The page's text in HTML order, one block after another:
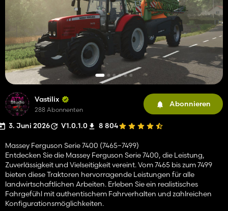
Vastilix
288 Abonnenten
Abonnieren
3. Juni 2026 V1.0.1.0 8 804
Massey Ferguson Serie 7400 (7465–7499)
Entdecken Sie die Massey Ferguson Serie 7400, die Leistung,
Zuverlässigkeit und Vielseitigkeit vereint. Vom 7465 bis zum 7499
bieten diese Traktoren hervorragende Leistungen für alle
landwirtschaftlichen Arbeiten. Erleben Sie ein realistisches
Fahrgefühl mit authentischem Fahrverhalten und zahlreichen
Konfigurationsmöglichkeiten.